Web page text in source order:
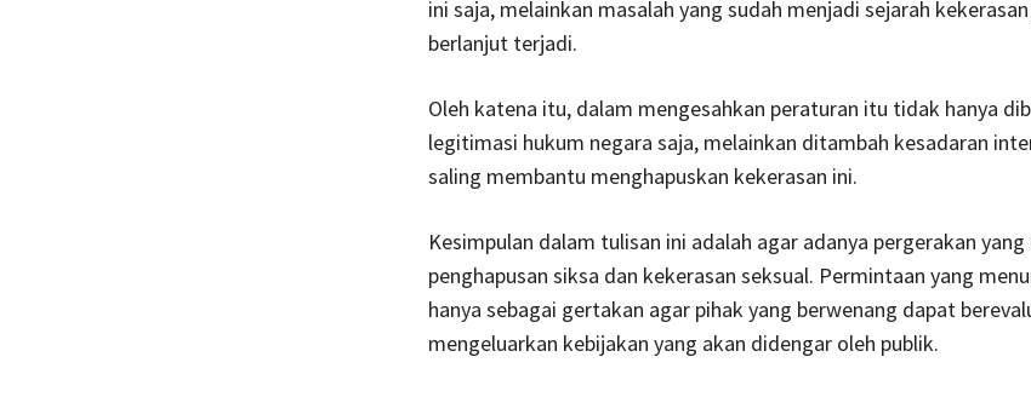
ini saja, melainkan masalah yang sudah menjadi sejarah
berlanjut terjadi.
Oleh katena itu, dalam mengesahkan peraturan itu tidak hanya
legitimasi hukum negara saja, melainkan ditambah kesadaran
saling membantu menghapuskan kekerasan ini.
Kesimpulan dalam tulisan ini adalah agar adanya pergerakan
penghapusan siksa dan kekerasan seksual. Permintaan yang
hanya sebagai gertakan agar pihak yang berwenang dapat
mengeluarkan kebijakan yang akan didengar oleh publik.